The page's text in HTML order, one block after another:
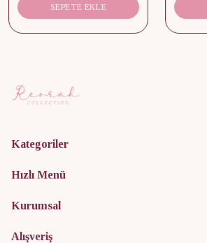
SEPETE EKLE
Kategoriler
Hızlı Menü
Kurumsal
Alışveriş